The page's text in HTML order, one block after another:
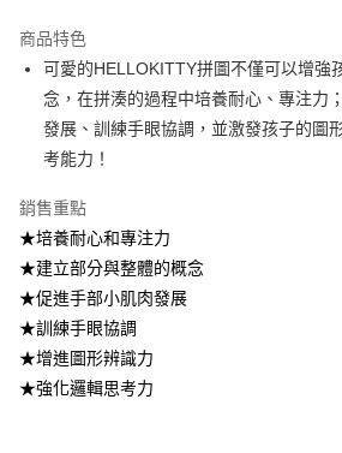
LINE Pay
Apple Pay
街口支付
悠遊付
Google Pay
【關於「AFTEE先享後付」】
AFTEE先享後付是「在收到商品之後才付款」的
便利好安心！
即享券
商品特色
可愛的HELLOKITTY拼圖不僅可以增強
念，在拼湊的過程中培養耐心、專注力
發展、訓練手眼協調，並激發孩子的圖
考能力！
銷售重點
★培養耐心和專注力
★建立部分與整體的概念
★促進手部小肌肉發展
★訓練手眼協調
★增進圖形辨識力
★強化邏輯思考力